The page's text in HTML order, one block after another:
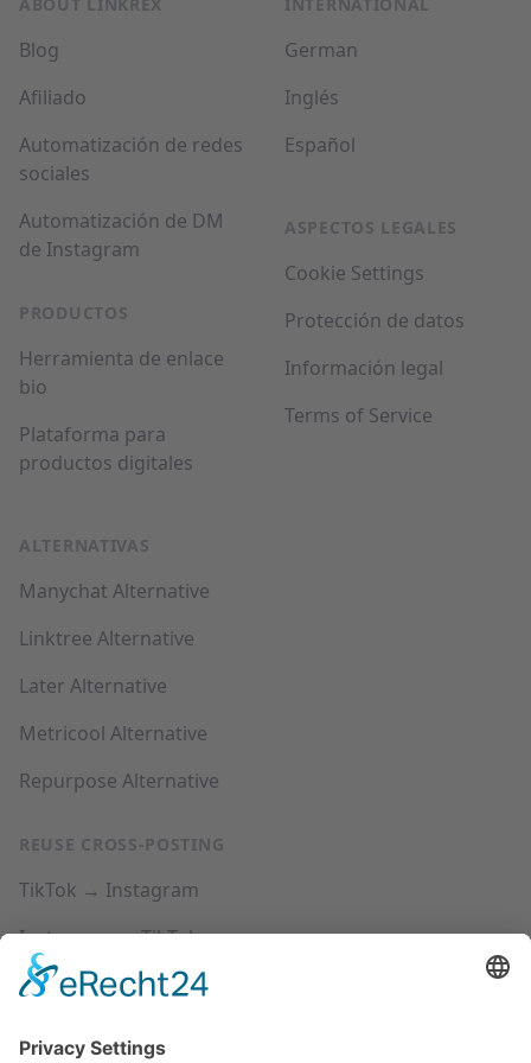
Blog
Afiliado
Automatización de redes
sociales
Automatización de DM
de Instagram
PRODUCTOS
Herramienta de enlace
bio
Plataforma para
productos digitales
ALTERNATIVAS
Manychat Alternative
Linktree Alternative
Later Alternative
Metricool Alternative
Repurpose Alternative
REUSE CROSS-POSTING
TikTok → Instagram
Instagram → TikTok
YouTube → Instagram
German
Inglés
Español
ASPECTOS LEGALES
Cookie Settings
Protección de datos
Información legal
Terms of Service